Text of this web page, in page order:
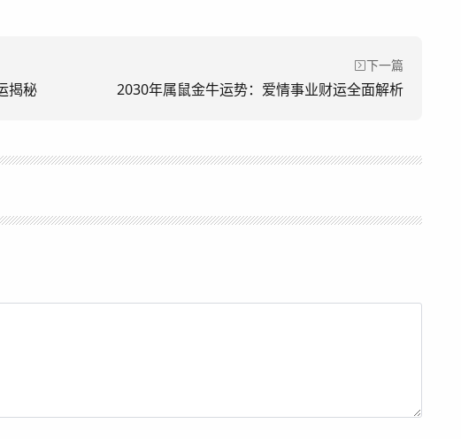
揭秘
下一篇
2030年属鼠金牛运势：爱情事业财运全面解析